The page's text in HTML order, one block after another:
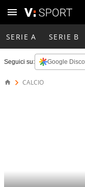
SERIE A SERIE B
Seguici su: Google
CALCIO